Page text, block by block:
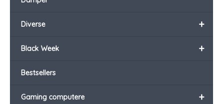
+
Diverse
+
Black Week
Bestsellers
+
Gaming computere